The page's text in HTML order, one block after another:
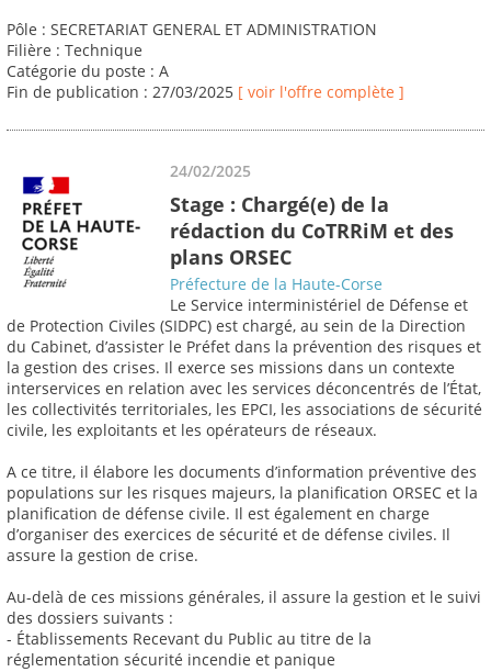
Pôle : SECRETARIAT GENERAL ET ADMINISTRATION
Filière : Technique
Catégorie du poste : A
Fin de publication : 27/03/2025 [ voir l'offre complète ]
24/02/2025
Stage : Chargé(e) de la
rédaction du CoTRRiM et des
plans ORSEC
Préfecture de la Haute-Corse
Le Service interministériel de Défense et
de Protection Civiles (SIDPC) est chargé, au sein de la Direction
du Cabinet, d’assister le Préfet dans la prévention des risques et
la gestion des crises. Il exerce ses missions dans un contexte
interservices en relation avec les services déconcentrés de l’État,
les collectivités territoriales, les EPCI, les associations de sécurité
civile, les exploitants et les opérateurs de réseaux.
A ce titre, il élabore les documents d’information préventive des
populations sur les risques majeurs, la planification ORSEC et la
planification de défense civile. Il est également en charge
d’organiser des exercices de sécurité et de défense civiles. Il
assure la gestion de crise.
Au-delà de ces missions générales, il assure la gestion et le suivi
des dossiers suivants :
- Établissements Recevant du Public au titre de la
réglementation sécurité incendie et panique